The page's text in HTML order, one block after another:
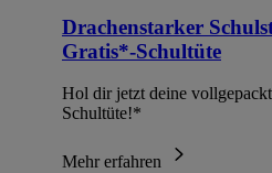
Drachenstarker
Gratis*-Schultüte
Hol dir jetzt deine
Schultüte!*
Mehr erfahren